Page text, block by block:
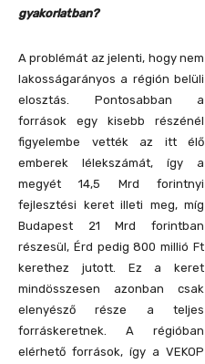
gyakorlatban?
A problémát az jelenti, hogy nem
lakosságarányos a régión belüli
elosztás. Pontosabban a
források egy kisebb részénél
figyelembe vették az itt élő
emberek lélekszámát, így a
megyét 14,5 Mrd forintnyi
fejlesztési keret illeti meg, míg
Budapest 21 Mrd forintban
részesül, Érd pedig 800 millió Ft
kerethez jutott. Ez a keret
mindösszesen azonban csak
elenyésző része a teljes
forráskeretnek. A régióban
elérhető források, így a VEKOP